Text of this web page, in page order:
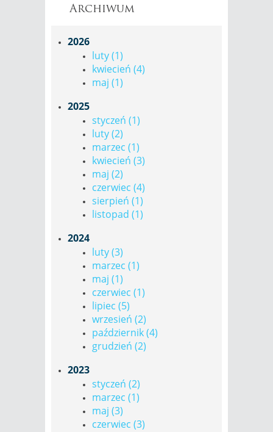
Archiwum
2026
luty (1)
kwiecień (4)
maj (1)
2025
styczeń (1)
luty (2)
marzec (1)
kwiecień (3)
maj (2)
czerwiec (4)
sierpień (1)
listopad (1)
2024
luty (3)
marzec (1)
maj (1)
czerwiec (1)
lipiec (5)
wrzesień (2)
październik (4)
grudzień (2)
2023
styczeń (2)
marzec (1)
maj (3)
czerwiec (3)